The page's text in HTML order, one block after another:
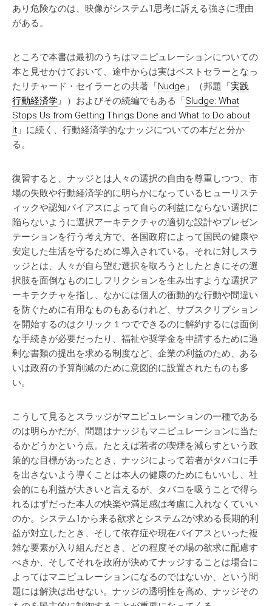
あり危険なのは、映像がシステム1思考に訴える強さに理由
がある。
ところで本書は最初のうちはマニピュレーションについての
本と見せかけておいて、途中からは実はベストセラーとなっ
たリチャード・セイラーとの共著「Nudge 」（邦題『実践
行動経済学』）およびその続編でもある「Sludge: What
Stops Us from Getting Things Done and What to Do about
It 」に続く、行動経済学的なナッジについての本だと分か
る。
復習すると、ナッジとは人々の選択の自由を尊重しつつ、市
場の失敗や行動経済学的に明らかになっているヒューリステ
ィックや認知バイアスによって自らの利益にならない選択に
陥らないように選択アーキテクチャの適切な設計やプレゼン
テーションを行う考え方で、各国政府によって国民の健康や
安定した生活を守るために導入されている。それに対しスラ
ッジとは、人々が自ら望む選択を取ろうとしたときにその選
択肢を面倒なものにしフリクションを生み出すような選択ア
ーキテクチャを指し、なかには個人の衝動的な行動や間違い
を防ぐために有用なものもあるけれど、サブスクリプション
を開始するのはクリック１つでできるのに解約するには面倒
な手続きが必要だったり、福祉や奨学金を申請するために過
剰な書類の提出を求める制度など、企業の利益のため、ある
いは政府の予算削減のために意図的に設置されたものも多
い。
こうして見るとスラッジがマニピュレーションの一種である
のは明らかだが、問題はナッジもマニピュレーションに当た
るかどうかという点。たとえば若者の喫煙を減らすという政
策的な目標があったとき、ナッジによって若者がタバコに手
を出さないよう導くことは本人の健康のためにもいいし、社
会的にも利益が大きいと言えるが、タバコを吸うことで得ら
れるはずだった本人の快楽や満足感は考慮に入れなくていい
のか。システム1から来る欲求とシステム2が求める長期的利
益が対立したとき、そして依存症や現在バイアスといった複
雑な要素が入り組んだとき、どの程度その場の欲求に配慮す
べきか、そしてそれを政府が決めてナッジすることは場合に
よってはマニピュレーションになるのではないか、という問
題には解決は出せない。ナッジの透明性を高め、ナッジその